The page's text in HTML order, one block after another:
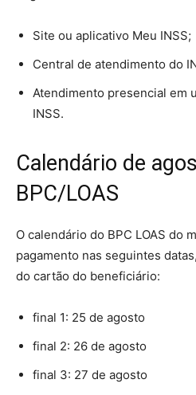
Site ou aplicativo Meu INSS;
Central de atendimento do
Atendimento presencial em
INSS.
Calendário de
BPC/LOAS
O calendário do BPC LOAS do
pagamento nas seguintes
do cartão do beneficiário:
final 1: 25 de agosto
final 2: 26 de agosto
final 3: 27 de agosto